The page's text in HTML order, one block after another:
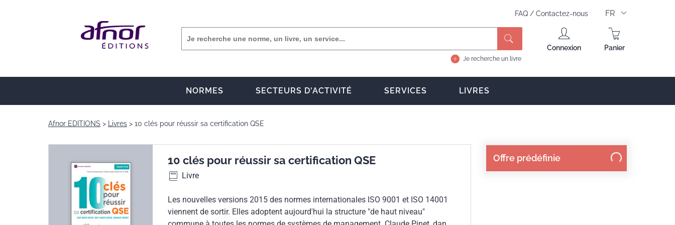
FAQ / Contactez-nous FR
Je recherche un livre
Connexion Panier
NORMES SECTEURS D'ACTIVITÉ SERVICES LIVRES
Afnor EDITIONS Livres 10 clés pour réussir sa certification QSE
Offre prédéfinie
10 clés pour réussir sa certification QSE
Livre
Les nouvelles versions 2015 des normes internationales ISO 9001 et ISO 14001
viennent de sortir. Elles adoptent aujourd'hui la structure "de haut niveau"